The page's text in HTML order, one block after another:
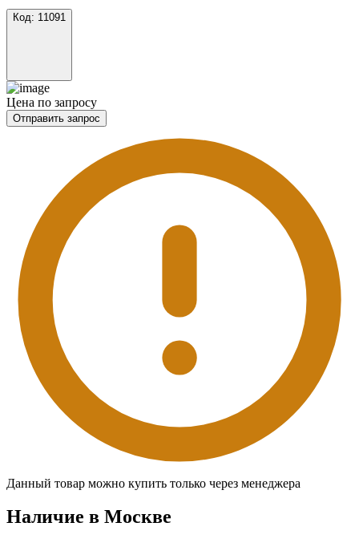
Код: 11091
Цена по запросу
Отправить запрос
Данный товар можно купить только через менеджера
Наличие в Москвe